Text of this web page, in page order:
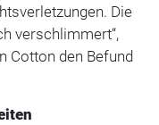
Die
verschlimmert“,
Cotton den Befund